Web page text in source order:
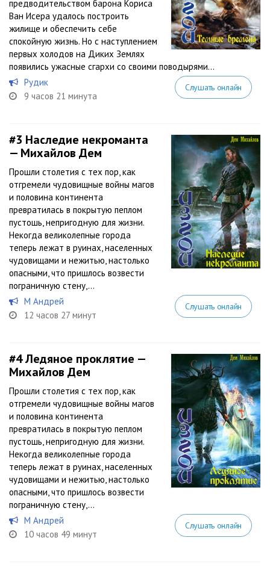
предводительством барона Кориса
Ван Исера удалось построить
жилище и обеспечить себе
спокойную жизнь. Но с наступлением
первых холодов на Диких Землях
появились ужасные сгархи со своими поводырями...
Рудик
9 часов 21 минута
Слушать онлайн
#3 Наследие некроманта
— Михайлов Дем
Прошли столетия с тех пор, как
отгремели чудовищные войны магов
и половина континента
превратилась в покрытую пеплом
пустошь, непригодную для жизни.
Некогда великолепные города
теперь лежат в руинах, населенных
чудовищами и нежитью, настолько
опасными, что пришлось возвести
пограничную стену,...
М Андрей
12 часов 27 минут
Слушать онлайн
#4Ледяное проклятие —
Михайлов Дем
Прошли столетия с тех пор, как
отгремели чудовищные войны магов
и половина континента
превратилась в покрытую пеплом
пустошь, непригодную для жизни.
Некогда великолепные города
теперь лежат в руинах, населенных
чудовищами и нежитью, настолько
опасными, что пришлось возвести
пограничную стену,...
М Андрей
10 часов 49 минут
Слушать онлайн